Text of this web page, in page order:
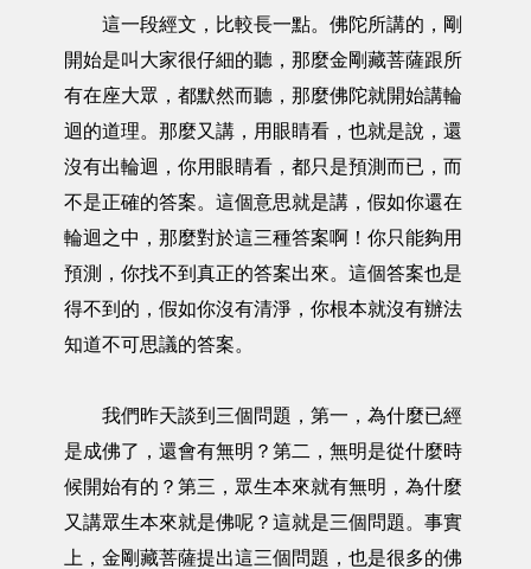
這一段經文，比較長一點。佛陀所講的，剛
開始是叫大家很仔細的聽，那麼金剛藏菩薩跟所
有在座大眾，都默然而聽，那麼佛陀就開始講輪
迴的道理。那麼又講，用眼睛看，也就是說，還
沒有出輪迴，你用眼睛看，都只是預測而已，而
不是正確的答案。這個意思就是講，假如你還在
輪迴之中，那麼對於這三種答案啊！你只能夠用
預測，你找不到真正的答案出來。這個答案也是
得不到的，假如你沒有清淨，你根本就沒有辦法
知道不可思議的答案。
我們昨天談到三個問題，第一，為什麼已經
是成佛了，還會有無明？第二，無明是從什麼時
候開始有的？第三，眾生本來就有無明，為什麼
又講眾生本來就是佛呢？這就是三個問題。事實
上，金剛藏菩薩提出這三個問題，也是很多的佛